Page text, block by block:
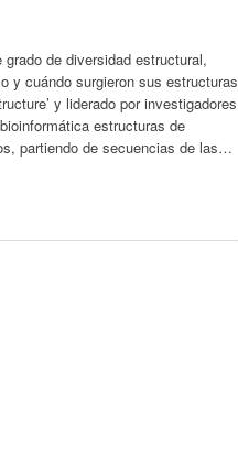
de diversidad estructural,
y cuándo surgieron sus estructuras
y liderado por investigadores
estructuras de
partiendo de secuencias de las…